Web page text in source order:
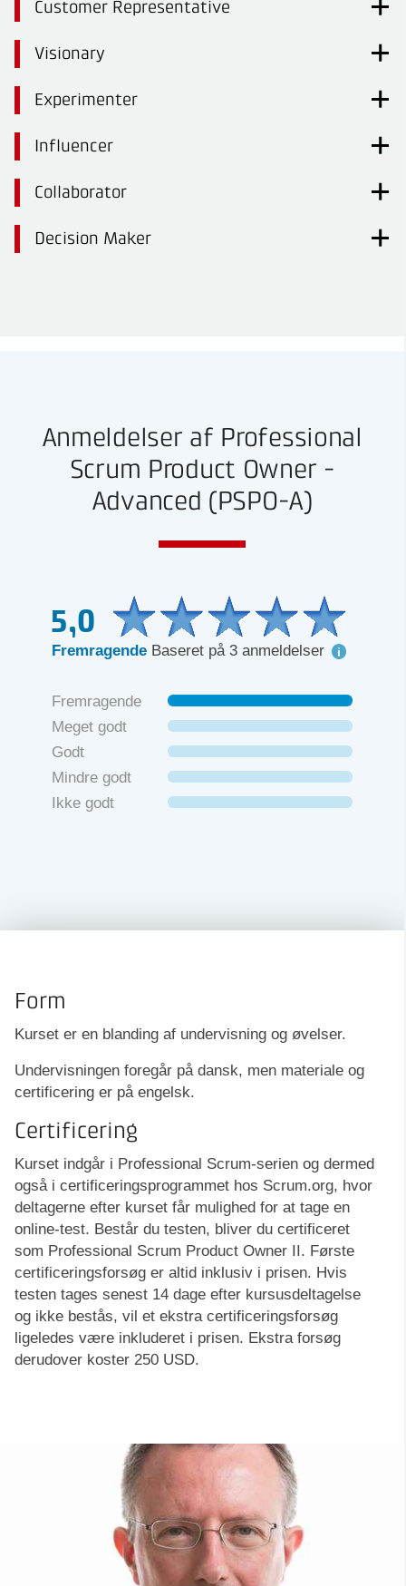
Customer Representative
Visionary
Experimenter
Influencer
Collaborator
Decision Maker
Anmeldelser af Professional
Scrum Product Owner -
Advanced (PSPO-A)
5,0
Fremragende Baseret på 3 anmeldelser
Fremragende
Meget godt
Godt
Mindre godt
Ikke godt
Form
Kurset er en blanding af undervisning og øvelser.
Undervisningen foregår på dansk, men materiale og
certificering er på engelsk.
Certificering
Kurset indgår i Professional Scrum-serien og dermed
også i certificeringsprogrammet hos Scrum.org, hvor
deltagerne efter kurset får mulighed for at tage en
online-test. Består du testen, bliver du certificeret
som Professional Scrum Product Owner II. Første
certificeringsforsøg er altid inklusiv i prisen. Hvis
testen tages senest 14 dage efter kursusdeltagelse
og ikke bestås, vil et ekstra certificeringsforsøg
ligeledes være inkluderet i prisen. Ekstra forsøg
derudover koster 250 USD.